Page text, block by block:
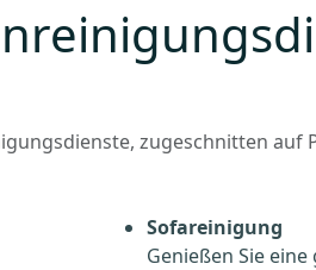
zugeschnitten auf
Sofareinigung
Genießen Sie